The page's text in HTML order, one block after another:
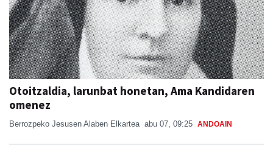
Otoitzaldia, larunbat honetan, Ama Kandidaren
omenez
Berrozpeko Jesusen Alaben Elkartea abu 07, 09:25 ANDOAIN